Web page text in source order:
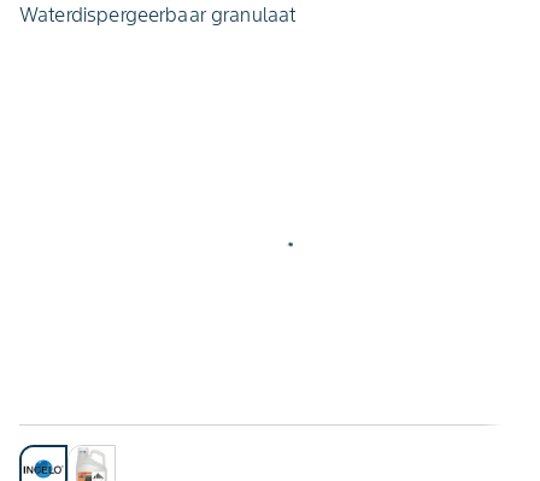
Waterdispergeerbaar granulaat